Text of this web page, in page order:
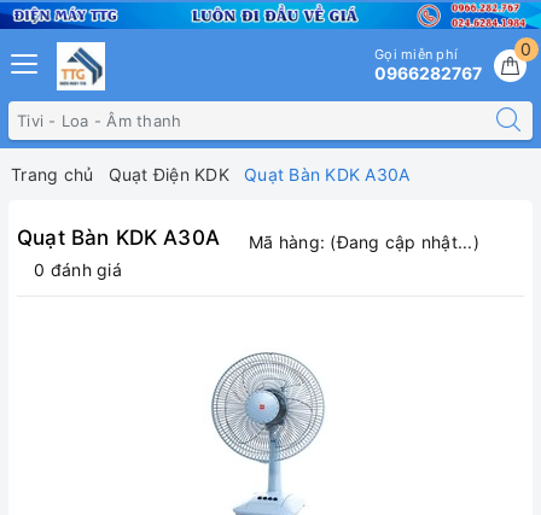
0
Gọi miễn phí
0966282767
Trang chủ Quạt Điện KDK Quạt Bàn KDK A30A
Quạt Bàn KDK A30A Mã hàng: (Đang cập nhật...)
0 đánh giá